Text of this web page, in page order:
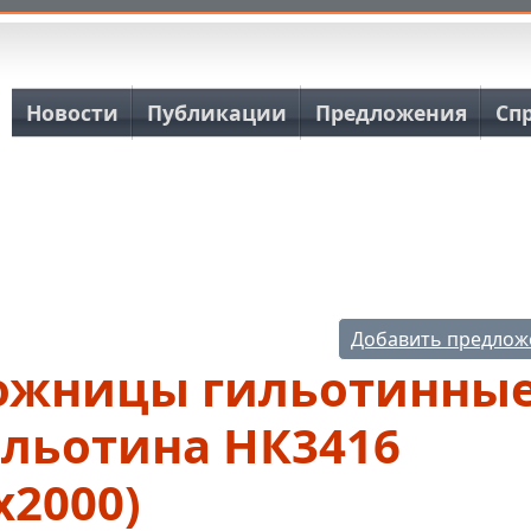
Основная навигация
Новости Публикации Предложения
Добавить
НК3416